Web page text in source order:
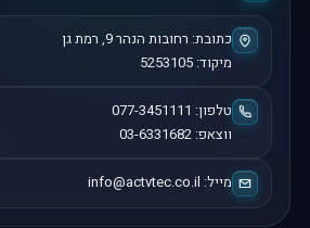
כתובת: רחובות הנהר 9 , רמת גן
מיקוד: 5253105
טלפון: 077-3451111
ווצאפ: 03-6331682
מייל: info@actvtec.co.il